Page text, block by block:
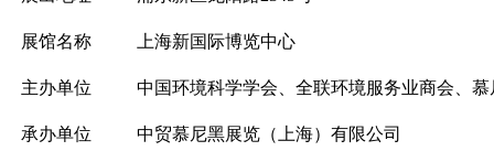
展馆名称 上海新国际博览中心
主办单位 中国环境科学学会、全联环境服务业商会、
承办单位 中贸慕尼黑展览（上海）有限公司